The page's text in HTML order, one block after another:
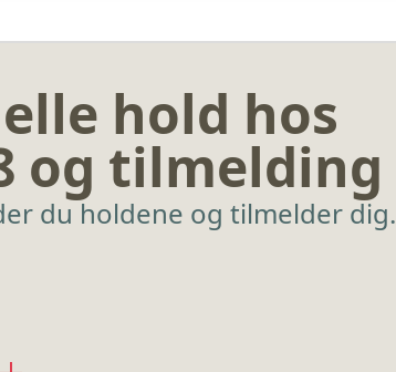
hold hos
og tilmelding
du holdene og tilmelder dig.